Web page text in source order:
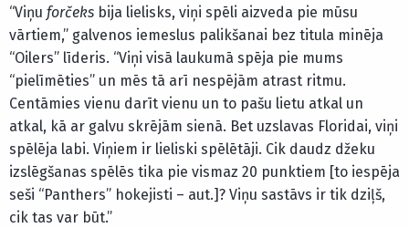
“Viņu forčeks bija lielisks, viņi spēli aizveda pie mūsu
vārtiem,” galvenos iemeslus palikšanai bez titula minēja
“Oilers” līderis. “Viņi visā laukumā spēja pie mums
“pielīmēties” un mēs tā arī nespējām atrast ritmu.
Centāmies vienu darīt vienu un to pašu lietu atkal un
atkal, kā ar galvu skrējām sienā. Bet uzslavas Floridai, viņi
spēlēja labi. Viņiem ir lieliski spēlētāji. Cik daudz džeku
izslēgšanas spēlēs tika pie vismaz 20 punktiem [to iespēja
seši “Panthers” hokejisti – aut.]? Viņu sastāvs ir tik dziļš,
cik tas var būt.”